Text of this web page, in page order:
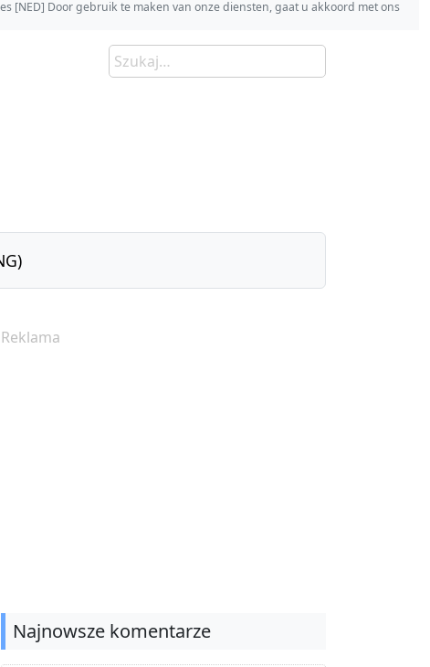
[NED] Door gebruik te maken van onze diensten, gaat u akkoord met ons
Reklama
Najnowsze komentarze